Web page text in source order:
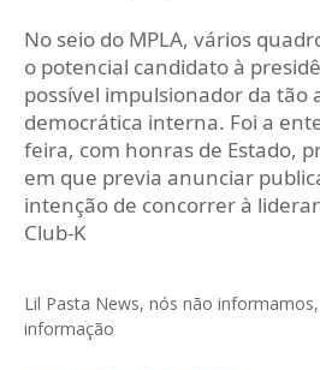
No seio do MPLA, vários
o potencial candidato à
possível impulsionador da
democrática interna. Foi a
feira, com honras de Estado,
em que previa anunciar
intenção de concorrer à
Club-K
Lil Pasta News, nós não
informação